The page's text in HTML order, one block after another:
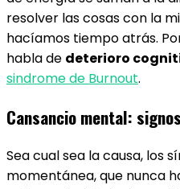
resolver las cosas con la
hacíamos tiempo atrás.
habla de deterioro
sindrome de Burnout.
Cansancio mental:
Sea cual sea la causa, los
momentánea, que nunca